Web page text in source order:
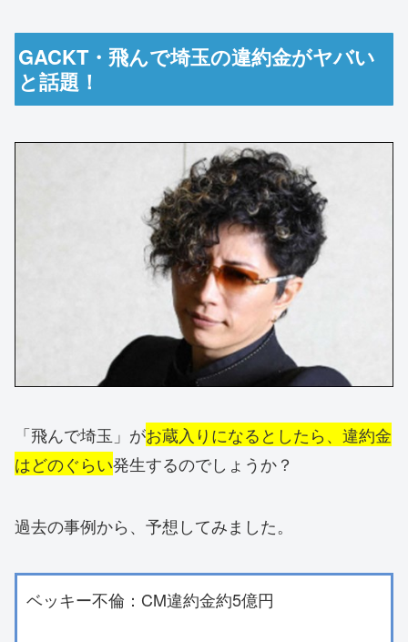
GACKT・飛んで埼玉の違約金がヤバい
と話題！
「飛んで埼玉」がお蔵入りになるとしたら、違約金
はどのぐらい発生するのでしょうか？
過去の事例から、予想してみました。
ベッキー不倫：CM違約金約5億円